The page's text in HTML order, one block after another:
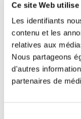
Ce site Web
Les identifiants
contenu et les
relatives aux
Nous partageons
d'autres
partenaires de
D’Artagnan l’
l’église Saint-Leu,
au lieu